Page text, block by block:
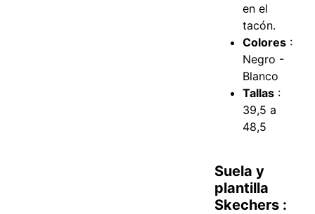
en el
tacón.
Colores :
Negro -
Blanco
Tallas :
39,5 a
48,5
Suela y
plantilla
Skechers :